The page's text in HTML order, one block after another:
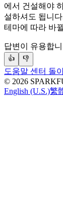
에서 건설해야
설하셔도 됩니
테마에 따라 바
답변이 유용합
👍 👎
도움말 센터 돌
© 2026
English (U.S.)繁